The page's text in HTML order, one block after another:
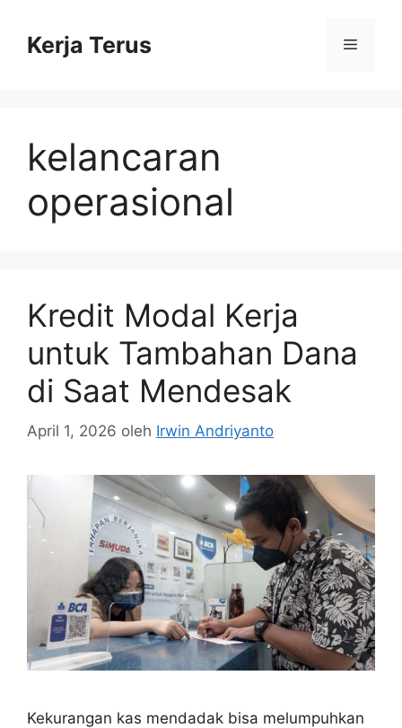
Kerja Terus Menu
kelancaran
operasional
Kredit Modal Kerja
untuk Tambahan Dana
di Saat Mendesak
April 1, 2026 oleh Irwin Andriyanto
Kekurangan kas mendadak bisa melumpuhkan